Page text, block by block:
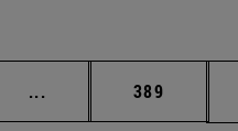
... Páginas intermedias
Página
389